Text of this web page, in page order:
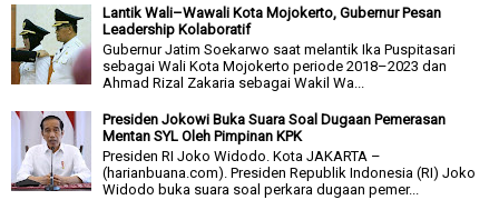
Lantik Wali–Wawali Kota Mojokerto, Gubernur Pesan
Leadership Kolaboratif
Gubernur Jatim Soekarwo saat melantik Ika Puspitasari
sebagai Wali Kota Mojokerto periode 2018–2023 dan
Ahmad Rizal Zakaria sebagai Wakil Wa...
Presiden Jokowi Buka Suara Soal Dugaan Pemerasan
Mentan SYL Oleh Pimpinan KPK
Presiden RI Joko Widodo. Kota JAKARTA –
(harianbuana.com). Presiden Republik Indonesia (RI) Joko
Widodo buka suara soal perkara dugaan pemer...